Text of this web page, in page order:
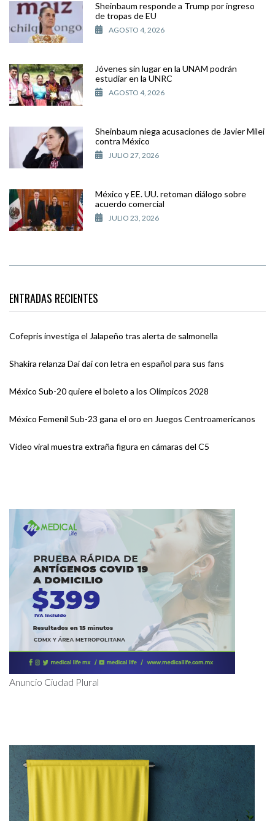
Sheinbaum responde a Trump por ingreso
de tropas de EU
AGOSTO 4, 2026
Jóvenes sin lugar en la UNAM podrán
estudiar en la UNRC
AGOSTO 4, 2026
Sheinbaum niega acusaciones de Javier Milei
contra México
JULIO 27, 2026
México y EE. UU. retoman diálogo sobre
acuerdo comercial
JULIO 23, 2026
ENTRADAS RECIENTES
Cofepris investiga el Jalapeño tras alerta de salmonella
Shakira relanza Dai dai con letra en español para sus fans
México Sub-20 quiere el boleto a los Olímpicos 2028
México Femenil Sub-23 gana el oro en Juegos Centroamericanos
Video viral muestra extraña figura en cámaras del C5
Anuncio Ciudad Plural